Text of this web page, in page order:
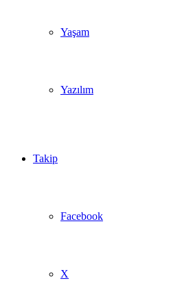
Yaşam
Yazılım
Takip
Facebook
X